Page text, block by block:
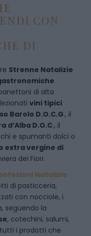
CON
DI
Strenne Natalizie
di alta
vini tipici
Barolo D.O.C.G., il
d’Alba D.O.C., il
e spumanti dolci o
extra vergine di
dei Fiori.
Natalizie
di pasticceria,
con nocciole, i
seguendo la
, cotechini, salumi,
i prodotti che